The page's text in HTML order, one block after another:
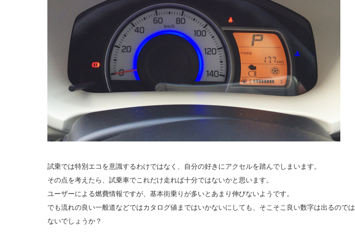
試乗では特別エコを意識するわけではなく、自分の好きにアクセルを踏んでしまいます。
その点を考えたら、試乗車でこれだけ走れば十分ではないかと思います。
ユーザーによる燃費情報ですが、基本街乗りが多いとあまり伸びないようです。
でも流れの良い一般道などではカタログ値まではいかないにしても、そこそこ良い数字は出るのでは
ないでしょうか？